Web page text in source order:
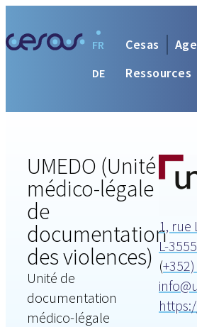
Cesas
Ressources
FR
DE
UMEDO (Unité
médico-légale
de
documentation
des violences)
Unité de
documentation
médico-légale
1, rue
L-
(